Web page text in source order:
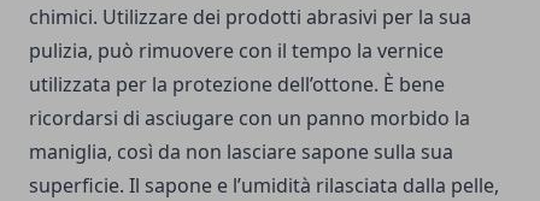
chimici. Utilizzare dei prodotti abrasivi per la sua
pulizia, può rimuovere con il tempo la vernice
utilizzata per la protezione dell’ottone. È bene
ricordarsi di asciugare con un panno morbido la
maniglia, così da non lasciare sapone sulla sua
superficie. Il sapone e l’umidità rilasciata dalla pelle,